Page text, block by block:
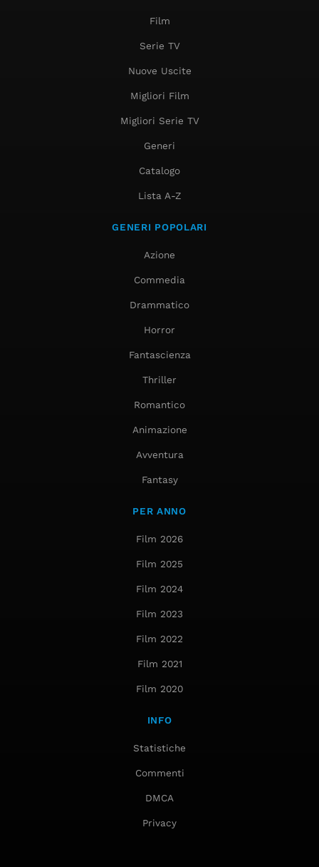
Film
Serie TV
Nuove Uscite
Migliori Film
Migliori Serie TV
Generi
Catalogo
Lista A-Z
GENERI POPOLARI
Azione
Commedia
Drammatico
Horror
Fantascienza
Thriller
Romantico
Animazione
Avventura
Fantasy
PER ANNO
Film 2026
Film 2025
Film 2024
Film 2023
Film 2022
Film 2021
Film 2020
INFO
Statistiche
Commenti
DMCA
Privacy